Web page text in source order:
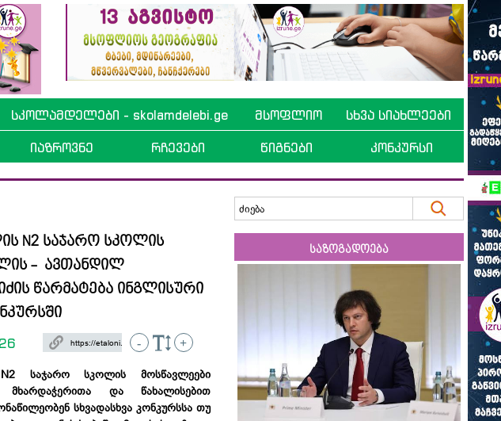
სკოლამდელები - skolamdelebi.ge მსოფლიო სხვა სიახლეები
იაზროვნე რჩევები წიგნები კონკურსი
N2 საჯარო სკოლის
- ავთანდილ
წარმატება ინგლისური
- +
საჯარო სკოლის მოსწავლეები
მხარდაჭერითა და წახალისებით
სხვადასხვა კონკურსსათუ
საზოგადოება